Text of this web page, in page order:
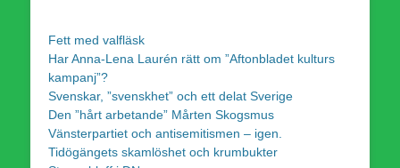
Fett med valfläsk
Har Anna-Lena Laurén rätt om ”Aftonbladet kulturs
kampanj”?
Svenskar, ”svenskhet” och ett delat Sverige
Den ”hårt arbetande” Mårten Skogsmus
Vänsterpartiet och antisemitismen – igen.
Tidögängets skamlöshet och krumbukter